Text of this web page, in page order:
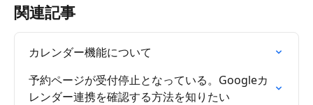
関連記事
カレンダー機能について
予約ページが受付停止となっている。Googleカ
レンダー連携を確認する方法を知りたい